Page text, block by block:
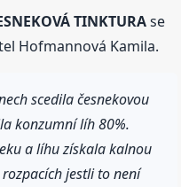
TINKTURAse
Hofmannová Kamila.
scedila česnekovou
konzumní líh 80%.
a líhu získala kalnou
jestli to není